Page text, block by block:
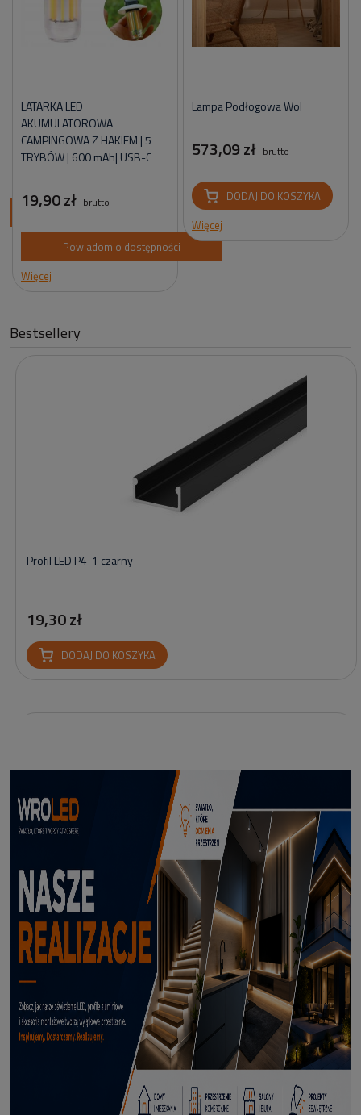
LATARKA LED
AKUMULATOROWA
CAMPINGOWA Z HAKIEM | 5
TRYBÓW | 600 mAh| USB-C
19,90 zł brutto
Powiadom o dostępności
Więcej
Lampa Podłogowa Wol
573,09 zł brutto
DODAJ DO KOSZYKA
Więcej
Bestsellery
Profil LED P4-1 czarny
19,30 zł
DODAJ DO KOSZYKA
Profil led Profil LED P6-2 ½ biały 3m
70,50 zł
DODAJ DO KOSZYKA